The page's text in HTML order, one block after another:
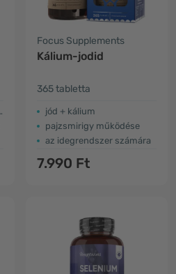
Focus Supplements
Kálium-jodid
365 tabletta
jód + kálium
pajzsmirigy működése
az idegrendszer számára
7.990 Ft